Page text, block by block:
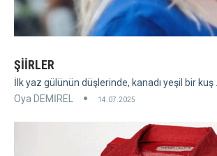
ŞİİRLER
İlk yaz gülünün düşlerinde, kanadı yeşil bir kuş ...
Oya DEMİREL
14.07.2025